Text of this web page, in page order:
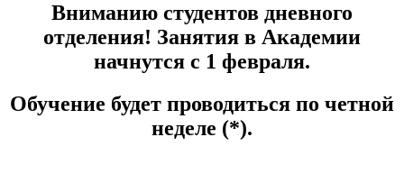
Вниманию студентов дневного
отделения! Занятия в Академии
начнутся с 1 февраля.
Обучение будет проводиться по четной
неделе (*).